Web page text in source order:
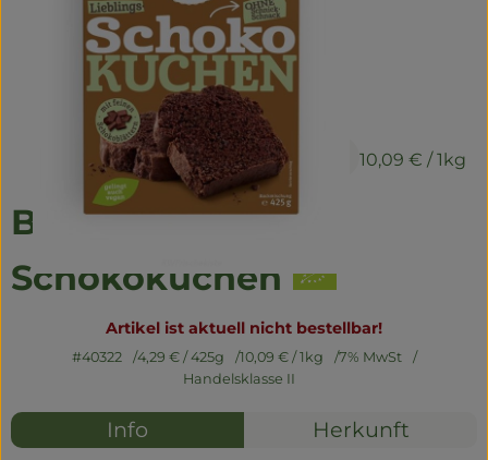
Non-Food
So geht's
Über uns
Service
Backmischung
Schokokuchen
4,29 €/ 425g 10,09 € / 1kg
Artikel ist aktuell nicht bestellbar!
#40322 4,29 € / 425g 10,09 € / 1kg
7% MwSt
Handelsklasse II
Info Herkunft